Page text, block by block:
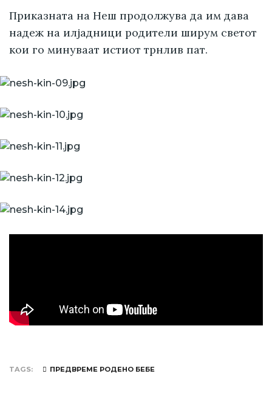
Приказната на Неш продолжува да им дава
надеж на илјадници родители ширум светот
кои го минуваат истиот трнлив пат.
TAGS ПРЕДВРЕМЕ РОДЕНО БЕБЕ